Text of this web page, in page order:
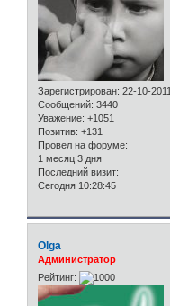
Зарегистрирован: 22-10-2011
Сообщений: 3440
Уважение: +1051
Позитив: +131
Провел на форуме:
1 месяц 3 дня
Последний визит:
Сегодня 10:28:45
Olga
Администратор
Рейтинг: